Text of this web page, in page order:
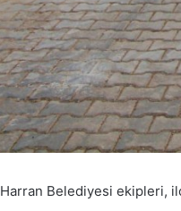
Harran Belediyesi ekipleri,